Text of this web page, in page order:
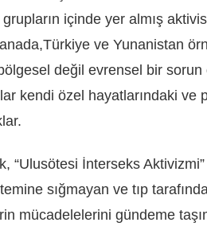
içinde yer almış
ve Yunanistan
değil evrensel bir
kendi özel hayatlarındaki
“Ulusötesi İnterseks
sığmayan ve tıp
mücadelelerini gündeme